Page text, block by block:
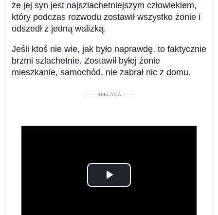
że jej syn jest najszlachetniejszym człowiekiem,
który podczas rozwodu zostawił wszystko żonie i
odszedł z jedną walizką.
Jeśli ktoś nie wie, jak było naprawdę, to faktycznie
brzmi szlachetnie. Zostawił byłej żonie
mieszkanie, samochód, nie zabrał nic z domu.
––––– REKLAMA –––––
Play